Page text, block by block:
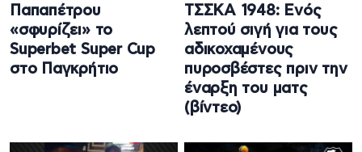
Παπαπέτρου
«σφυρίζει» το
Superbet Super Cup
στο Παγκρήτιο
ΤΣΣΚΑ 1948: Ενός
λεπτού σιγή για τους
αδικοχαμένους
πυροσβέστες πριν την
έναρξη του ματς
(βίντεο)